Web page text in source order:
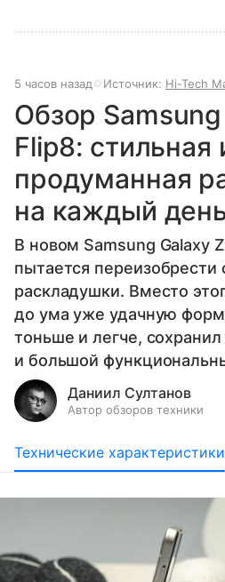
5 часов назад Источник: Hi-Tech
Обзор
Flip8: стильная
продуманная
на каждый
В новом Samsung Galaxy
пытается переизобрести
раскладушки. Вместо
до ума уже удачную
тоньше и легче,
и большой
Даниил Султанов
Автор обзоров техники
Технические характеристики